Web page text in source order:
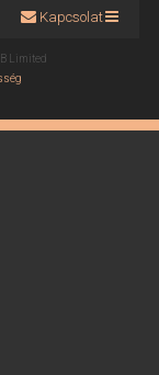
Kapcsolat
Limited